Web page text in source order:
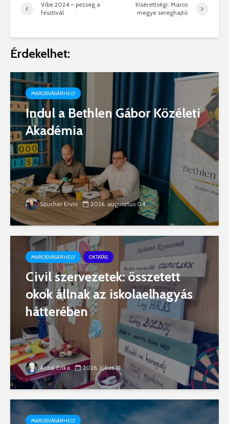
Vibe 2024 – pezseg a
fesztivál
Kisérettségi: Maros
megye sereghajtó
Érdekelhet:
MAROSVÁSÁRHELY
Indul a Bethlen Gábor Közéleti
Akadémia
Szucher Ervin 2026. augusztus 04.
MAROSVÁSÁRHELY OKTATÁS
Civil szervezetek: összetett
okok állnak az iskolaelhagyás
hátterében
Antal Erika 2026. július 31.
MAROSVÁSÁRHELY